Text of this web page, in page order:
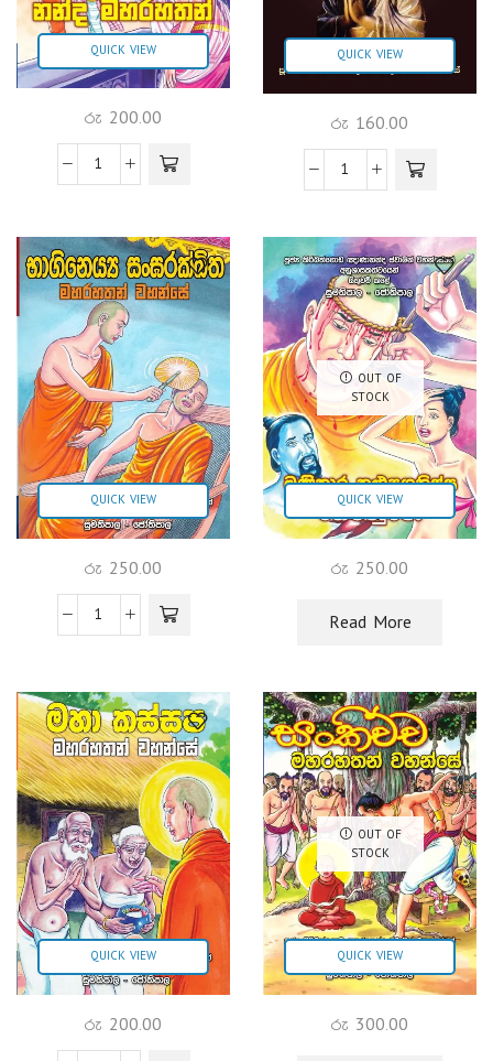
QUICK VIEW
රු 200.00
QUICK VIEW
රු 160.00
QUICK VIEW
රු 250.00
OUT OF
STOCK
QUICK VIEW
රු 250.00
Read More
QUICK VIEW
රු 200.00
OUT OF
STOCK
QUICK VIEW
රු 300.00